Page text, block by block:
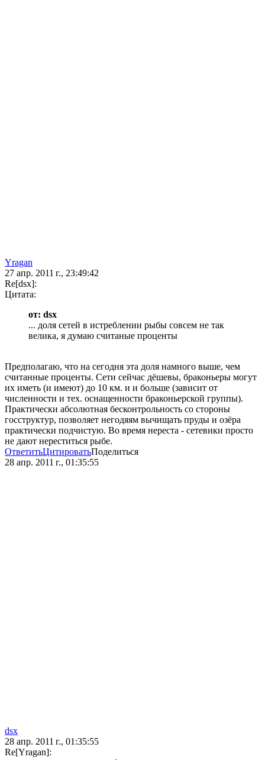
Yragan
27 апр. 2011 г., 23:49:42
Re[dsx]:
Цитата:
от: dsx
... доля сетей в истреблении рыбы совсем не так
велика, я думаю считаные проценты
Предполагаю, что на сегодня эта доля намного выше, чем
считанные проценты. Сети сейчас дёшевы, браконьеры могут
их иметь (и имеют) до 10 км. и и больше (зависит от
численности и тех. оснащенности браконьерской группы).
Практически абсолютная бесконтрольность со стороны
госструктур, позволяет негодяям вычищать пруды и озёра
практически подчистую. Во время нереста - сетевики просто
не дают нереститься рыбе.
ОтветитьЦитироватьПоделиться
28 апр. 2011 г., 01:35:55
dsx
28 апр. 2011 г., 01:35:55
Re[Yragan]: